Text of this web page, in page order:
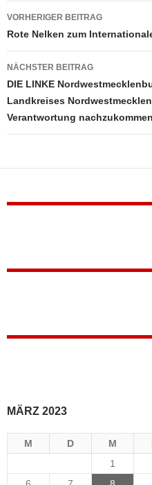
VORHERIGER BEITRAG
Rote Nelken zum
NÄCHSTER BEITRAG
DIE LINKE
Landkreises
Verantwortung
MÄRZ 2023
M D M
1